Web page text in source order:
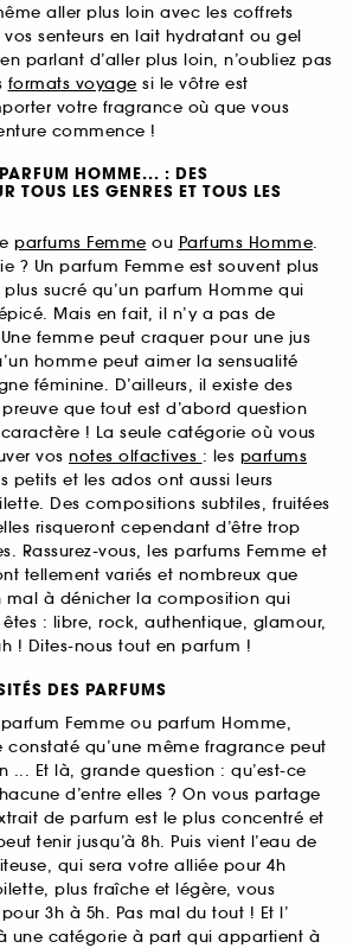
aller plus loin avec les coffrets
senteurs en lait hydratant ou gel
parlant d’aller plus loin, n’oubliez pas
formats voyage si le vôtre est
votre fragrance où que vous
commence !
HOMME... : DES
TOUS LES GENRES ET TOUS LES
parfums Femme ou Parfums Homme.
? Un parfum Femme est souvent plus
sucré qu’un parfum Homme qui
Mais en fait, il n’y a pas de
femme peut craquer pour une jus
homme peut aimer la sensualité
féminine. D’ailleurs, il existe des
que tout est d’abord question
! La seule catégorie où vous
vos notes olfactives : les parfums
petits et les ados ont aussi leurs
Des compositions subtiles, fruitées
risqueront cependant d’être trop
Rassurez-vous, les parfums Femme et
tellement variés et nombreux que
mal à dénicher la composition qui
: libre, rock, authentique, glamour,
! Dites-nous tout en parfum !
DES PARFUMS
Femme ou parfum Homme,
constaté qu’une même fragrance peut
... Et là, grande question : qu’est-ce
d’entre elles ? On vous partage
de parfum est le plus concentré et
tenir jusqu’à 8h. Puis vient l’eau de
qui sera votre alliée pour 4h
plus fraîche et légère, vous
3h à 5h. Pas mal du tout ! Et l’
une catégorie à part qui appartient à